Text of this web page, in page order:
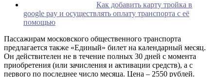
Как добавить карту тройка в
google pay и осуществлять оплату транспорта с её
помощью
Пассажирам московского общественного транспорта
предлагается также «Единый» билет на календарный месяц.
Он действителен не в течение полных 30 дней с момента
приобретения (или зачисления и активации средств), а с
первого по последнее число месяца. Цена – 2550 рублей.